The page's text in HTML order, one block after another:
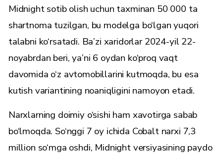
Midnight sotib olish uchun taxminan 50 000 ta
shartnoma tuzilgan, bu modelga bo‘lgan yuqori
talabni ko‘rsatadi. Ba’zi xaridorlar 2024-yil 22-
noyabrdan beri, ya’ni 6 oydan ko‘proq vaqt
davomida o‘z avtomobillarini kutmoqda, bu esa
kutish variantining noaniqligini namoyon etadi.
Narxlarning doimiy o‘sishi ham xavotirga sabab
bo‘lmoqda. So‘nggi 7 oy ichida Cobalt narxi 7,3
million so‘mga oshdi, Midnight versiyasining paydo